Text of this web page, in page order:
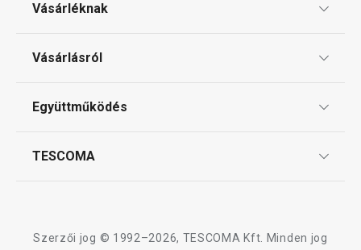
Vásárléknak
Gyakori kérdések
Vásárlásról
Reklamáció és termékvisszaküldés
Együttműködés
TESCOMA
Szerzői jog © 1992–2026, TESCOMA Kft. Minden jog